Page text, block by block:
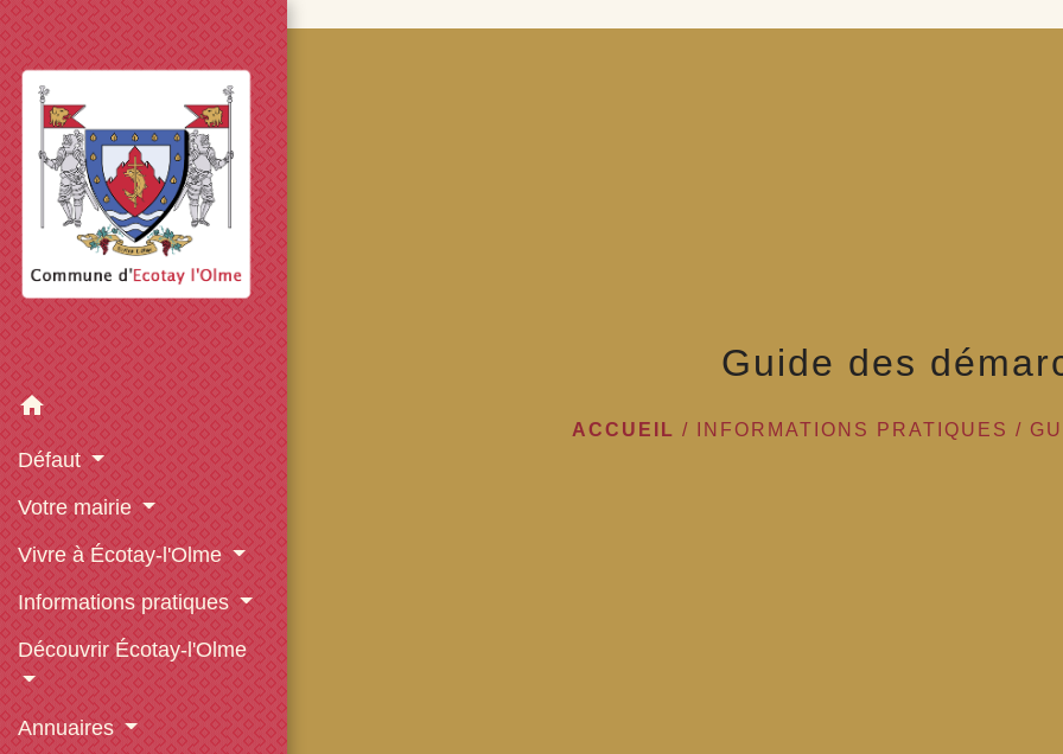
googled7e4d5fb082cc1df.html
home
Défaut
Votre mairie
Vivre à Écotay-l'Olme
Informations pratiques
Découvrir Écotay-l'Olme
Annuaires
Guide des
ACCUEIL / INFORMATIONS PRATIQUES /